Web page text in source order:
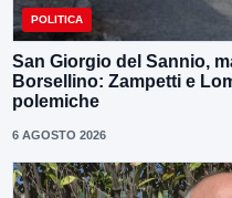
POLITICA
San Giorgio del Sannio,
Borsellino: Zampetti e
polemiche
6 AGOSTO 2026